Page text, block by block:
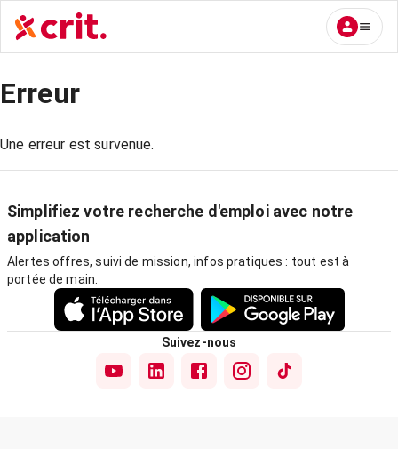
Erreur
Une erreur est survenue.
Simplifiez votre recherche d'emploi avec notre
application
Alertes offres, suivi de mission, infos pratiques : tout est à
portée de main.
Suivez-nous